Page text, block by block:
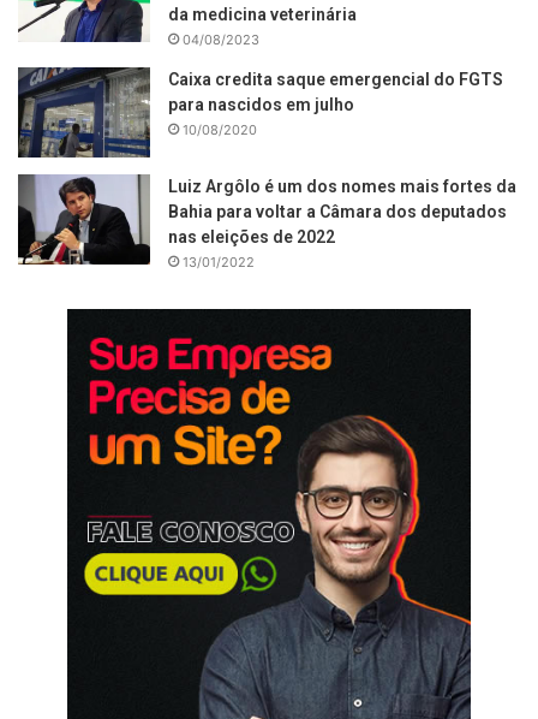
da medicina veterinária
04/08/2023
Caixa credita saque emergencial do FGTS
para nascidos em julho
10/08/2020
Luiz Argôlo é um dos nomes mais fortes da
Bahia para voltar a Câmara dos deputados
nas eleições de 2022
13/01/2022